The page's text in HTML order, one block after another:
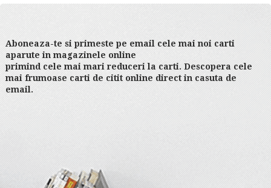
Aboneaza-te si primeste pe email cele mai noi carti
aparute in magazinele online
primind cele mai mari reduceri la carti. Descopera cele
mai frumoase carti de citit online direct in casuta de
email.